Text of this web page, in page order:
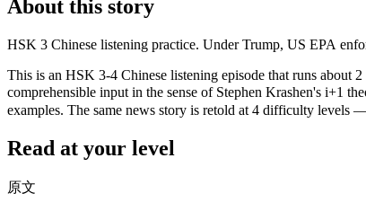
About this story
HSK 3 Chinese listening practice. Under Trump, US EPA
This is an HSK 3-4 Chinese listening episode that runs
comprehensible input in the sense of Stephen Krashen's i+1
examples. The same news story is retold at 4 difficulty levels
Read at your level
原文